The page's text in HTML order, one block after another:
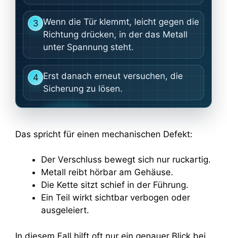
3 Wenn die Tür klemmt, leicht gegen die
Richtung drücken, in der das Metall
unter Spannung steht.
4 Erst danach erneut versuchen, die
Sicherung zu lösen.
Das spricht für einen mechanischen Defekt:
Der Verschluss bewegt sich nur ruckartig.
Metall reibt hörbar am Gehäuse.
Die Kette sitzt schief in der Führung.
Ein Teil wirkt sichtbar verbogen oder
ausgeleiert.
In diesem Fall hilft oft nur ein genauer Blick bei